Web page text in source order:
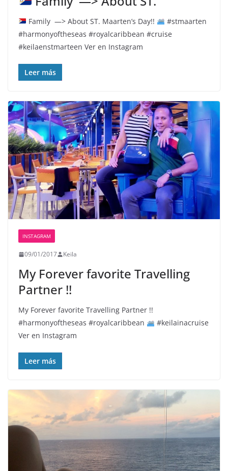
Family ‍‍‍ —> About ST. Maarten’s Day!!
#stmaarten
#harmonyoftheseas #royalcaribbean #cruise
#keilaenstmarteen Ver en Instagram
Leer más
INSTAGRAM
09/01/2017 Keila
My Forever favorite Travelling
Partner !!
My Forever favorite Travelling Partner !!
#harmonyoftheseas #royalcaribbean
#keilainacruise
Ver en Instagram
Leer más